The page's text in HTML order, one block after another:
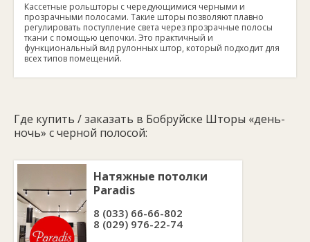
Кассетные рольшторы с чередующимися черными и
прозрачными полосами. Такие шторы позволяют плавно
регулировать поступление света через прозрачные полосы
ткани с помощью цепочки. Это практичный и
функциональный вид рулонных штор, который подходит для
всех типов помещений.
Где купить / заказать в Бобруйске Шторы «день-
ночь» с черной полосой:
Натяжные потолки
Paradis
8 (033) 66-66-802
8 (029) 976-22-74